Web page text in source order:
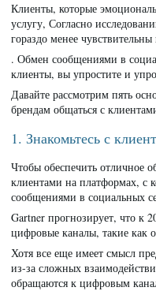
Клиенты, которые
услугу, Согласно
гораздо менее
. Обмен сообщениями в
клиенты, вы упростите и
Давайте рассмотрим пять
брендам общаться с
1. Знакомьтесь с
Чтобы обеспечить отличное
клиентами на платформах, с
сообщениями в социальных
Gartner прогнозирует, что к
цифровые каналы, такие как
Хотя все еще имеет смысл
из-за сложных
обращаются к цифровым